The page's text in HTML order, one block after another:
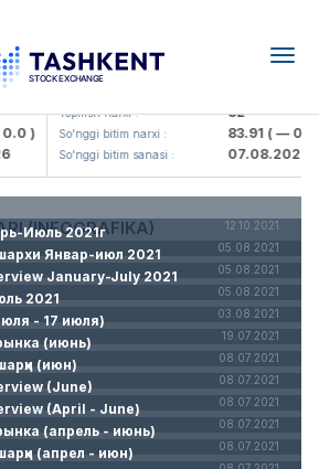
)
KFSK (<Kafolat sug'urta
Yopilish narxi : 82
So'nggi bitim narxi : 83.91( — 0.0 )
So'nggi bitim sanasi : 07.08.2026
(INFOGRAFIKA) 12.10.2021
Июль 2021г
05.08.2021
Январ-июл 2021
05.08.2021
January-July 2021
05.08.2021
2021
03.08.2021
- 17 июля)
19.07.2021
(июнь)
08.07.2021
(июн)
08.07.2021
(June)
08.07.2021
(April - June)
08.07.2021
(апрель - июнь)
08.07.2021
(апрел - июн)